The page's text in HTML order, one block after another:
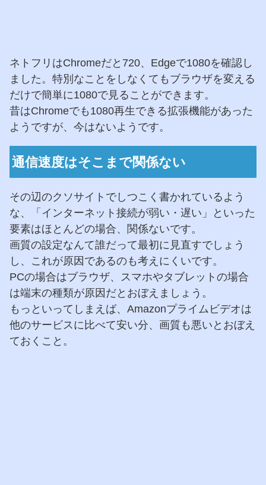
ネトフリはChromeだと720、Edgeで1080を確認し
ました。特別なことをしなくてもブラウザを変える
だけで簡単に1080で見ることができます。
昔はChromeでも1080再生できる拡張機能があった
ようですが、今はないようです。
通信速度はそこまで関係ない
その辺のクソサイトでしつこく書かれているよう
な、「インターネット接続が弱い・遅い」といった
要素はほとんどの場合、関係ないです。
画質の設定なんて誰だって最初に見直すでしょう
し、これが原因であるのも考えにくいです。
PCの場合はブラウザ、スマホやタブレットの場合
は端末の種類が原因だとおぼえましょう。
もっといってしまえば、Amazonプライムビデオは
他のサービスに比べて安い分、画質も悪いとおぼえ
ておくこと。